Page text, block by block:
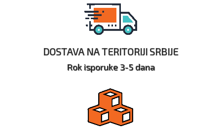
DOSTAVA NA TERITORIJI SRBIJE
Rok isporuke 3-5 dana